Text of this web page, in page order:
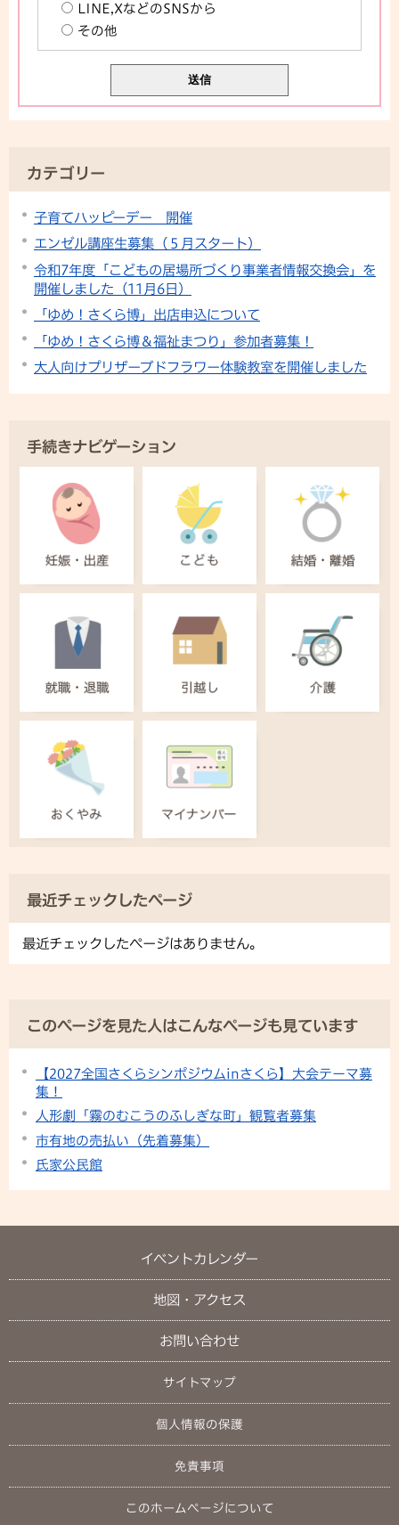
LINE,XなどのSNSから
その他
カテゴリー
子育てハッピーデー 開催
エンゼル講座生募集（５月スタート）
令和7年度「こどもの居場所づくり事業者情報交換会」を
開催しました（11月6日）
「ゆめ！さくら博」出店申込について
「ゆめ！さくら博＆福祉まつり」参加者募集！
大人向けプリザーブドフラワー体験教室を開催しました
手続きナビゲーション
最近チェックしたページ
最近チェックしたページはありません。
このページを見た人はこんなページも見ています
【2027全国さくらシンポジウムinさくら】大会テーマ募
集！
人形劇「霧のむこうのふしぎな町」観覧者募集
市有地の売払い（先着募集）
氏家公民館
イベントカレンダー
地図・アクセス
お問い合わせ
サイトマップ
個人情報の保護
免責事項
このホームページについて